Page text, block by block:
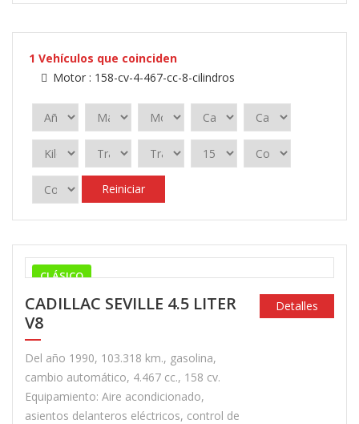
1 Vehículos que coinciden
Motor : 158-cv-4-467-cc-8-cilindros
Reiniciar
CLÁSICO
CADILLAC SEVILLE 4.5 LITER
V8
Del año 1990, 103.318 km., gasolina,
cambio automático, 4.467 cc., 158 cv.
Equipamiento: Aire acondicionado,
asientos delanteros eléctricos, control de
Detalles